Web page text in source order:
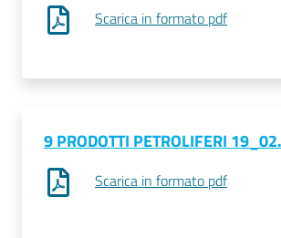
Seguici
Scarica in formato pdf
9 PRODOTTI PETROLIFERI
Scarica in formato pdf